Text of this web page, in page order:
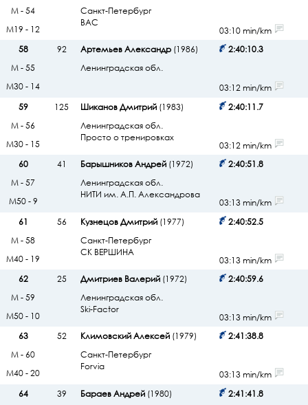
Санкт-Петербург
ВАС
М - 54
М19 - 12
03:10 min/km
58
92 Артемьев Александр(1986)
Ленинградская обл.
2:40:10.3
М - 55
М30 - 14
03:12 min/km
59
125 Шиканов Дмитрий(1983)
Ленинградская обл.
Просто о тренировках
2:40:11.7
М - 56
М30 - 15
03:12 min/km
60
41 Барышников Андрей(1972)
Ленинградская обл.
НИТИ им. А.П. Александрова
2:40:51.8
М - 57
М50 - 9
03:13 min/km
61
56 Кузнецов Дмитрий(1977)
Санкт-Петербург
СК ВЕРШИНА
2:40:52.5
М - 58
М40 - 19
03:13 min/km
62
25 Дмитриев Валерий(1972)
Ленинградская обл.
Ski-Factor
2:40:59.6
М - 59
М50 - 10
03:13 min/km
63
52 Климовский Алексей(1979)
Санкт-Петербург
Forvia
2:41:38.8
М - 60
М40 - 20
03:13 min/km
64
39 Бараев Андрей(1980)
2:41:41.8